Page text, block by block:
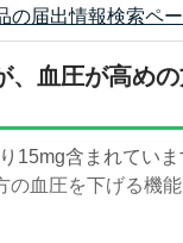
の届出情報検索ペ
、血圧が高め
15mg含まれていま
の血圧を下げる機